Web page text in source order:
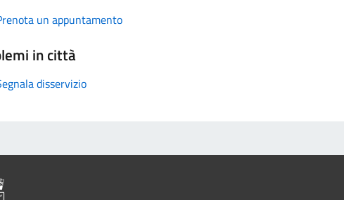
un appuntamento
in città
disservizio